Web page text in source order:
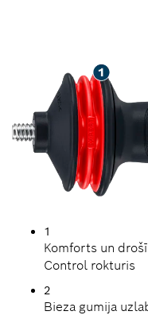
1
Komforts un
Control rokturis
2
Bieza gumija